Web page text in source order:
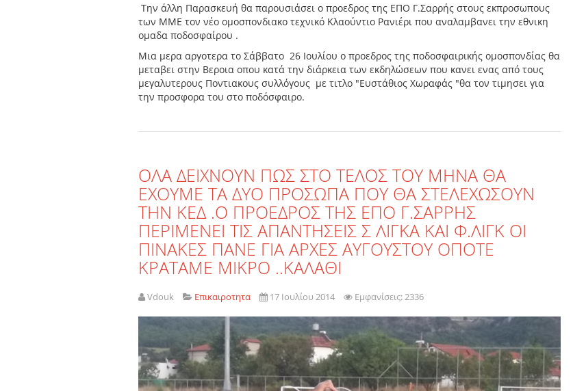
Την άλλη Παρασκευή θα παρουσιάσει ο προεδρος της ΕΠΟ Γ.Σαρρής στους εκπροσωπους
των ΜΜΕ τον νέο ομοσπονδιακο τεχνικό Κλαούντιο Ρανιέρι που αναλαμβανει την εθνικη
ομαδα ποδοσφαίρου .
Μια μερα αργοτερα το Σάββατο 26 Ιουλίου ο προεδρος της ποδοσφαιρικής ομοσπονδίας θα
μεταβει στην Βεροια οπου κατά την διάρκεια των εκδηλώσεων που κανει ενας από τους
μεγαλυτερους Ποντιακους συλλόγους με τιτλο "Ευστάθιος Χωραφάς "θα τον τιμησει για
την προσφορα του στο ποδόσφαιρο.
OΛΑ ΔΕΙΧΝΟΥΝ ΠΩΣ ΣΤΟ ΤΕΛΟΣ ΤΟΥ ΜΗΝΑ ΘΑ
ΕΧΟΥΜΕ ΤΑ ΔΥΟ ΠΡΟΣΩΠΑ ΠΟΥ ΘΑ ΣΤΕΛΕΧΩΣΟΥΝ
ΤΗΝ ΚΕΔ .Ο ΠΡΟΕΔΡΟΣ ΤΗΣ ΕΠΟ Γ.ΣΑΡΡΗΣ
ΠΕΡΙΜΕΝΕΙ ΤΙΣ ΑΠΑΝΤΗΣΕΙΣ Σ ΛΙΓΚΑ ΚΑΙ Φ.ΛΙΓΚ ΟΙ
ΠΙΝΑΚΕΣ ΠΑΝΕ ΓΙΑ ΑΡΧΕΣ ΑΥΓΟΥΣΤΟΥ ΟΠΟΤΕ
ΚΡΑΤΑΜΕ ΜΙΚΡΟ ..ΚΑΛΑΘΙ
Vdouk Επικαιροτητα 17 Ιουλίου 2014 Εμφανίσεις: 2336